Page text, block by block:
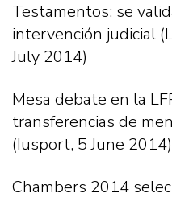
Testamentos: se
intervención judicial
July 2014)
Mesa debate en la
transferencias de
(Iusport, 5 June 2014)
Chambers 2014